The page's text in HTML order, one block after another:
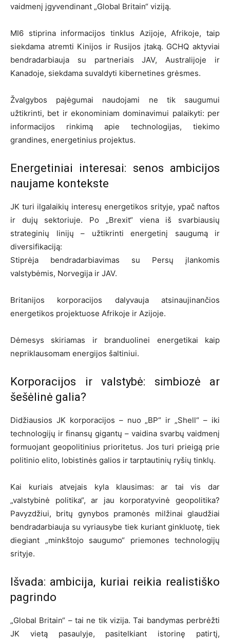
vaidmenį įgyvendinant „Global Britain“ viziją.
MI6 stiprina informacijos tinklus Azijoje, Afrikoje, taip
siekdama atremti Kinijos ir Rusijos įtaką. GCHQ aktyviai
bendradarbiauja su partneriais JAV, Australijoje ir
Kanadoje, siekdama suvaldyti kibernetines grėsmes.
Žvalgybos pajėgumai naudojami ne tik saugumui
užtikrinti, bet ir ekonominiam dominavimui palaikyti: per
informacijos rinkimą apie technologijas, tiekimo
grandines, energetinius projektus.
Energetiniai interesai: senos ambicijos
naujame kontekste
JK turi ilgalaikių interesų energetikos srityje, ypač naftos
ir dujų sektoriuje. Po „Brexit“ viena iš svarbiausių
strateginių linijų – užtikrinti energetinį saugumą ir
diversifikaciją:
Stiprėja bendradarbiavimas su Persų įlankomis
valstybėmis, Norvegija ir JAV.
Britanijos korporacijos dalyvauja atsinaujinančios
energetikos projektuose Afrikoje ir Azijoje.
Dėmesys skiriamas ir branduolinei energetikai kaip
nepriklausomam energijos šaltiniui.
Korporacijos ir valstybė: simbiozė ar
šešėlinė galia?
Didžiausios JK korporacijos – nuo „BP“ ir „Shell“ – iki
technologijų ir finansų gigantų – vaidina svarbų vaidmenį
formuojant geopolitinius prioritetus. Jos turi prieigą prie
politinio elito, lobistinės galios ir tarptautinių ryšių tinklų.
Kai kuriais atvejais kyla klausimas: ar tai vis dar
„valstybinė politika“, ar jau korporatyvinė geopolitika?
Pavyzdžiui, britų gynybos pramonės milžinai glaudžiai
bendradarbiauja su vyriausybe tiek kuriant ginkluotę, tiek
diegiant „minkštojo saugumo“ priemones technologijų
srityje.
Išvada: ambicija, kuriai reikia realistiško
pagrindo
„Global Britain“ – tai ne tik vizija. Tai bandymas perbrėžti
JK vietą pasaulyje, pasitelkiant istorinę patirtį,